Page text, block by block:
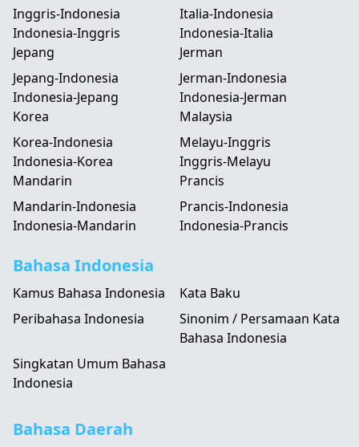
Inggris-Indonesia
Indonesia-Inggris
Italia-Indonesia
Indonesia-Italia
Jepang
Jepang-Indonesia
Indonesia-Jepang
Jerman
Jerman-Indonesia
Indonesia-Jerman
Korea
Korea-Indonesia
Indonesia-Korea
Malaysia
Melayu-Inggris
Inggris-Melayu
Mandarin
Mandarin-Indonesia
Indonesia-Mandarin
Prancis
Prancis-Indonesia
Indonesia-Prancis
Bahasa Indonesia
Kamus Bahasa Indonesia
Kata Baku
Peribahasa Indonesia
Sinonim / Persamaan Kata
Bahasa Indonesia
Singkatan Umum Bahasa
Indonesia
Bahasa Daerah